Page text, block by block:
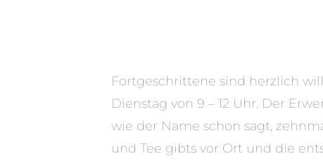
Fortgeschrittene sind herzlich
Dienstag von 9 – 12 Uhr. Der
wie der Name schon sagt,
und Tee gibts vor Ort und die